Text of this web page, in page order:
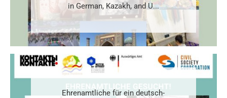
in German, Kazakh, and U...
Ehrenamtliche für ein deutsch-